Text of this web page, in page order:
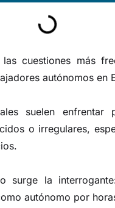
cuestiones más
autónomos en
suelen enfrentar
o irregulares,
surge la
autónomo por